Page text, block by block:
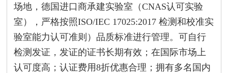
场地，德国进口商承建实验室（CNAS认可实验
室 ），严格按照ISO/IEC 17025:2017 检测和校准实
验室能力认可准则）品质标准进行管理。可自行
检测发证，发证的证书长期有效；在国际市场上
认可度高；认证费用8折优惠合理；拥有多名国内